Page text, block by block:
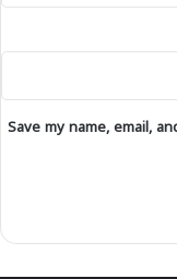
Save my name, email,